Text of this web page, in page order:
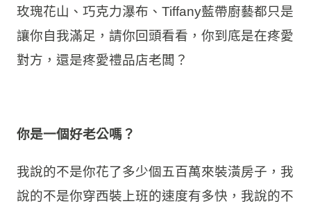
玫瑰花山、巧克力瀑布、Tiffany藍帶廚藝都只是
讓你自我滿足，請你回頭看看，你到底是在疼愛
對方，還是疼愛禮品店老闆？
你是一個好老公嗎？
我說的不是你花了多少個五百萬來裝潢房子，我
說的不是你穿西裝上班的速度有多快，我說的不